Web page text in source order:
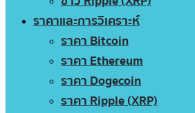
ราคาและการวิเคราะห์
ราคา Bitcoin
ราคา Ethereum
ราคา Dogecoin
ราคา Ripple (XRP)